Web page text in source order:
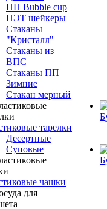
ПП Bubble cup
ПЭТ шейкеры
Стаканы
"Кристалл"
Стаканы из
ВПС
Стаканы ПП
Зимние
Стакан мерный
тарелки
Десертные
Суповые
чашки